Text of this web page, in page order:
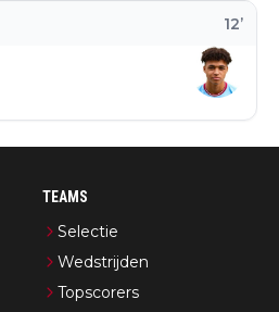
12’
TEAMS
Selectie
Wedstrijden
Topscorers